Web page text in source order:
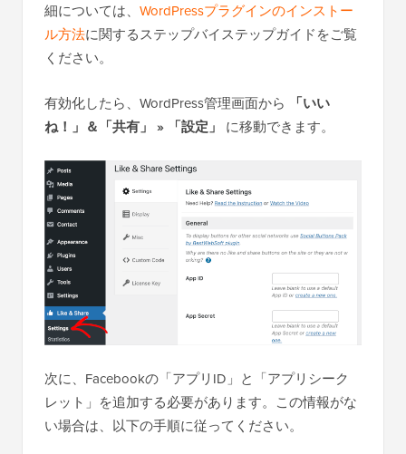
細については、 WordPressプラグインのインストー
ル方法に関するステップバイステップガイドをご覧
ください。
有効化したら、WordPress管理画面から
「いい
ね！」＆「共有」 » 「設定」 に移動できます。
次に、Facebookの「アプリID」と「アプリシーク
レット」を追加する必要があります。この情報がな
い場合は、以下の手順に従ってください。